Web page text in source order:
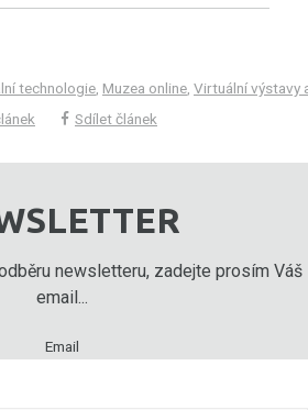
technologie, Muzea online, Virtuální výstavy
Sdílet článek
newsletteru, zadejte prosím Váš
email...
Email